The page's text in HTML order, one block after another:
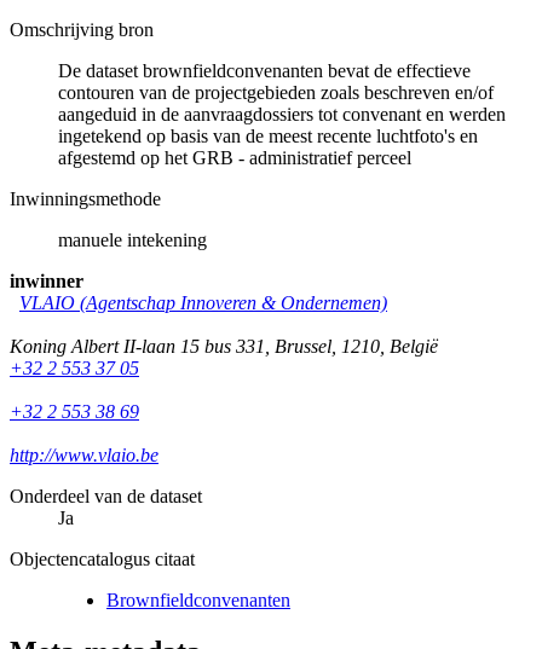
Omschrijving bron
De dataset brownfieldconvenanten bevat de effectieve
contouren van de projectgebieden zoals beschreven en/of
aangeduid in de aanvraagdossiers tot convenant en werden
ingetekend op basis van de meest recente luchtfoto's en
afgestemd op het GRB - administratief perceel
Inwinningsmethode
manuele intekening
inwinner
VLAIO (Agentschap Innoveren & Ondernemen)
Koning Albert II-laan 15 bus 331 Brussel 1210 België
+32 2 553 37 05
+32 2 553 38 69
http://www.vlaio.be
Onderdeel van de dataset
Ja
Objectencatalogus citaat
Brownfieldconvenanten